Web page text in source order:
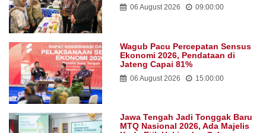
06 August 2026 09:00:00
Wagub Pacu Percepatan Sensus
Ekonomi 2026, Pendataan di
Jateng Capai 81%
06 August 2026 15:00:00
Jawa Tengah Jadi Tonggak Baru
MTQ Nasional 2026, Ada Majelis